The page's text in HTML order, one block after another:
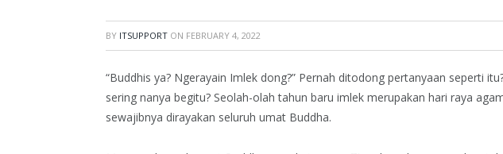
BY ITSUPPORT ON FEBRUARY 4, 2022
“Buddhis ya? Ngerayain Imlek dong?” Pernah ditodong pertanyaan seperti
sering nanya begitu? Seolah-olah tahun baru imlek merupakan hari raya
sewajibnya dirayakan seluruh umat Buddha.